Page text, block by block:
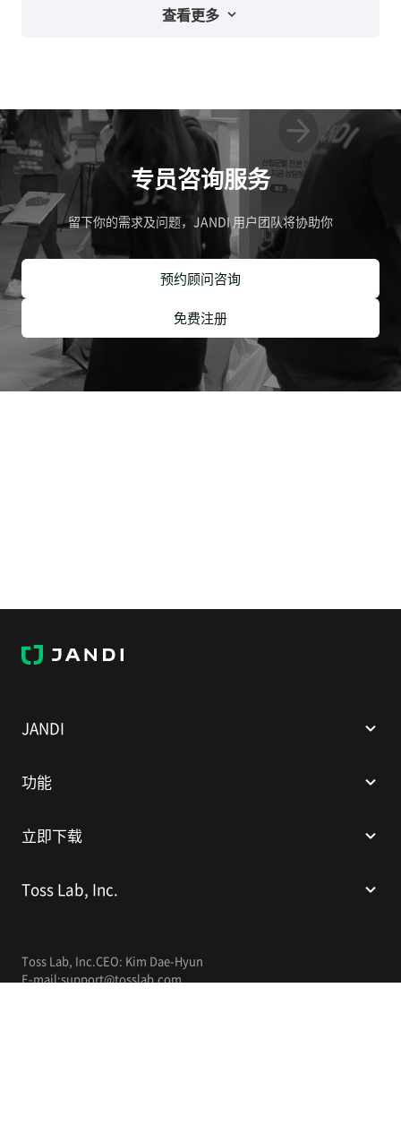
节
敏
捷
查看更多
专员咨询服务
留下你的需求及问题，JANDI 用户团队将协助你
预约顾问咨询
免费注册
J
A
JANDI
功能
立即下载
Toss Lab, Inc.
Toss Lab, Inc.CEO: Kim Dae-Hyun
E-mail:support@tosslab.com